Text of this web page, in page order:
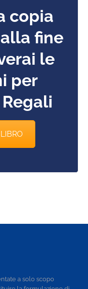
copia
fine
le
per
a solo scopo